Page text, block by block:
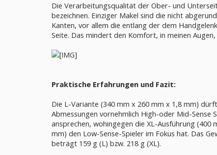
Die Verarbeitungsqualität der Ober- und
bezeichnen. Einziger Makel sind die nicht
Kanten, vor allem die entlang der dem
Seite. Das mindert den Komfort, in meinen Augen,
Praktische Erfahrungen und Fazit:
Die L-Variante (340 mm x 260 mm x 1,8 mm)
Abmessungen vornehmlich High-oder Mid-Sense
ansprechen, wohingegen die XL-Ausführung (400
mm) den Low-Sense-Spieler im Fokus hat. Das
beträgt 159 g (L) bzw. 218 g (XL).